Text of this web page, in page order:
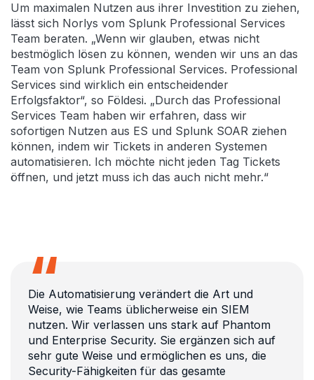
Um maximalen Nutzen aus ihrer Investition zu ziehen,
lässt sich Norlys vom Splunk Professional Services
Team beraten. „Wenn wir glauben, etwas nicht
bestmöglich lösen zu können, wenden wir uns an das
Team von Splunk Professional Services. Professional
Services sind wirklich ein entscheidender
Erfolgsfaktor“, so Földesi. „Durch das Professional
Services Team haben wir erfahren, dass wir
sofortigen Nutzen aus ES und Splunk SOAR ziehen
können, indem wir Tickets in anderen Systemen
automatisieren. Ich möchte nicht jeden Tag Tickets
öffnen, und jetzt muss ich das auch nicht mehr.“
Die Automatisierung verändert die Art und
Weise, wie Teams üblicherweise ein SIEM
nutzen. Wir verlassen uns stark auf Phantom
und Enterprise Security. Sie ergänzen sich auf
sehr gute Weise und ermöglichen es uns, die
Security-Fähigkeiten für das gesamte